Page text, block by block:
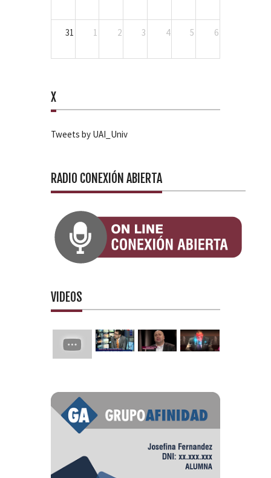
31 1 2 3 4 5 6
X
Tweets by UAI_Univ
RADIO CONEXIÓN ABIERTA
VIDEOS